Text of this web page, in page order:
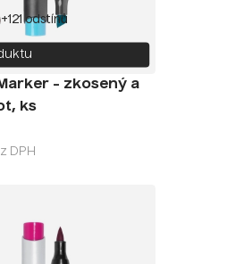
+121 odstínů
- zkosený a
ks
DPH